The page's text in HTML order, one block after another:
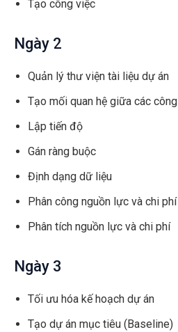
Tạo công việc
Ngày 2
Quản lý thư viện tài liệu dự án
Tạo mối quan hệ giữa các
Lập tiến độ
Gán ràng buộc
Định dạng dữ liệu
Phân công nguồn lực và chi phí
Phân tích nguồn lực và chi phí
Ngày 3
Tối ưu hóa kế hoạch dự án
Tạo dự án mục tiêu (Baseline)